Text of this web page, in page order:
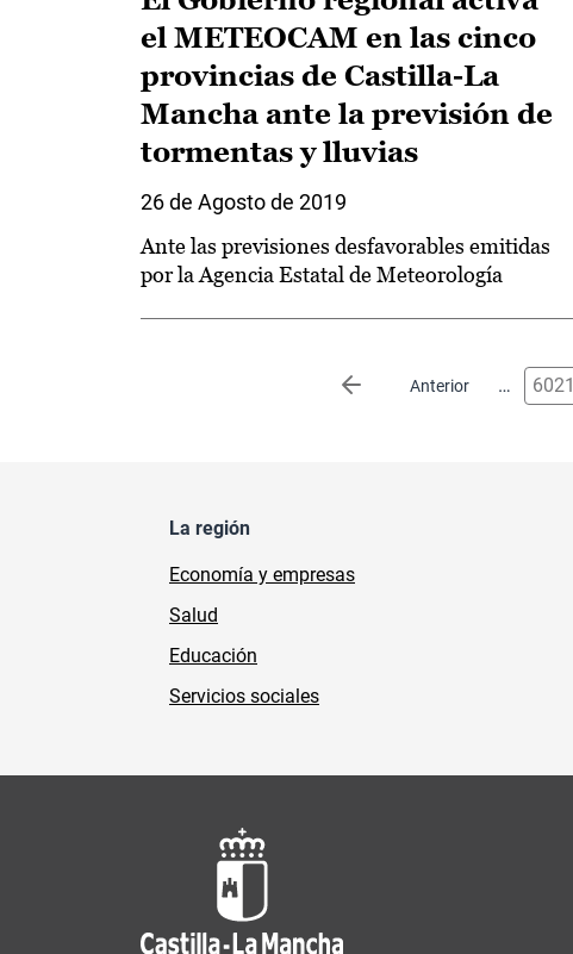
el METEOCAM en las cinco
provincias de Castilla-La
Mancha ante la previsión de
tormentas y lluvias
26 de Agosto de 2019
Ante las previsiones desfavorables emitidas
por la Agencia Estatal de Meteorología
Anterior
Página anterior … 6021
La región
Economía y empresas
Salud
Educación
Servicios sociales